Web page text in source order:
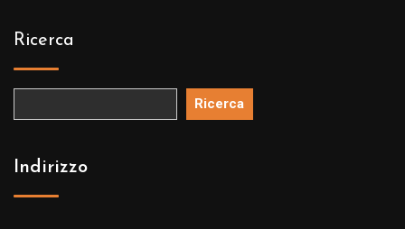
Ricerca
Ricerca
Indirizzo